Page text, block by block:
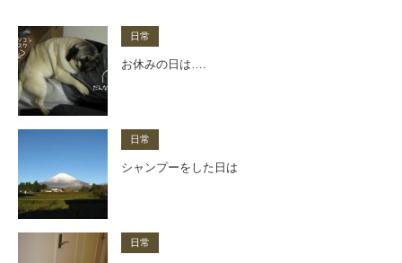
日常
お休みの日は….
日常
シャンプーをした日は
日常